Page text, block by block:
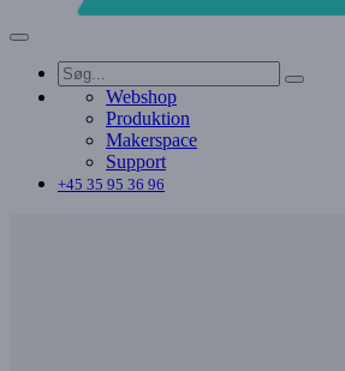
Webshop
Produktion
Makerspace
Support
+45 35 95 36 96